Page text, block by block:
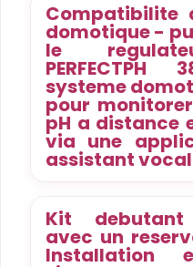
Compatibilite
domotique -
le
systeme
pour
pH a distance
via une
assistant vocal
Kit debutant
avec un
Installation